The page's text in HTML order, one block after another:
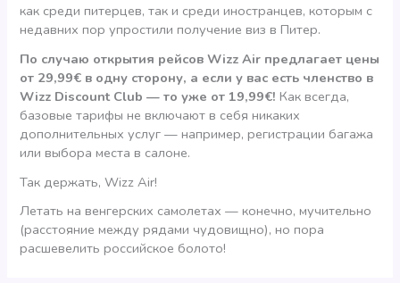
как среди питерцев, так и среди иностранцев, которым с
недавних пор упростили получение виз в Питер.
По случаю открытия рейсов Wizz Air предлагает цены
от 29,99€ в одну сторону, а если у вас есть членство в
Wizz Discount Club — то уже от 19,99€! Как всегда,
базовые тарифы не включают в себя никаких
дополнительных услуг — например, регистрации багажа
или выбора места в салоне.
Так держать, Wizz Air!
Летать на венгерских самолетах — конечно, мучительно
(расстояние между рядами чудовищно), но пора
расшевелить российское болото!